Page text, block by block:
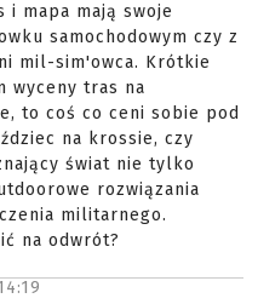
i mapa mają swoje
samochodowym czy z
mil-sim'owca. Krótkie
wyceny tras na
to coś co ceni sobie pod
na krossie, czy
świat nie tylko
rozwiązania
militarnego.
na odwrót?